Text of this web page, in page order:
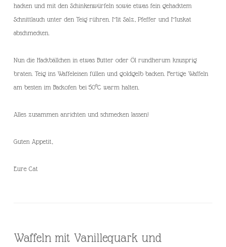
hacken und mit den Schinkenwürfeln sowie etwas fein gehacktem
Schnittlauch unter den Teig rühren. Mit Salz, Pfeffer und Muskat
abschmecken.
Nun die Hackbällchen in etwas Butter oder Öl rundherum knusprig
braten. Teig ins Waffeleisen füllen und goldgelb backen. Fertige Waffeln
am besten im Backofen bei 50°C warm halten.
Alles zusammen anrichten und schmecken lassen!
Guten Appetit,
Eure Cat
Waffeln mit Vanillequark und